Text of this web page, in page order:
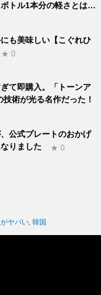
トル1本分の軽さとは…
も美味しい【こぐれひ
★ 0
て即購入。「トーンア
術が光る名作だった！
公式プレートのおかげ
りました
★ 0
ヤバい 韓国